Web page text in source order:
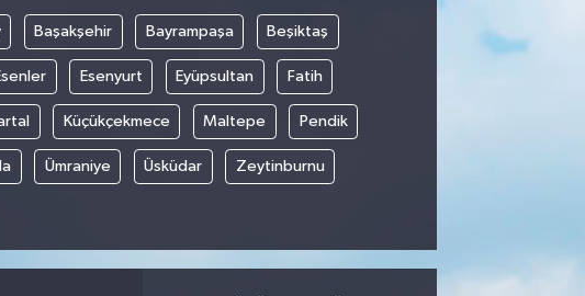
Başakşehir Bayrampaşa Beşiktaş
Esenyurt Eyüpsultan Fatih
Küçükçekmece Maltepe Pendik
Ümraniye Üsküdar Zeytinburnu